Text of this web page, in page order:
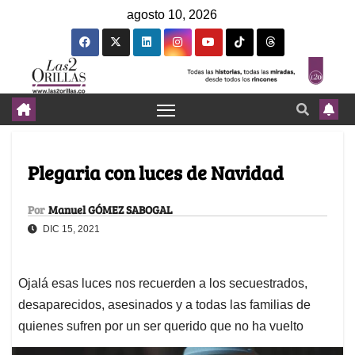
agosto 10, 2026
Plegaria con luces de Navidad
Por Manuel GÓMEZ SABOGAL
DIC 15, 2021
Ojalá esas luces nos recuerden a los secuestrados,
desaparecidos, asesinados y a todas las familias de
quienes sufren por un ser querido que no ha vuelto